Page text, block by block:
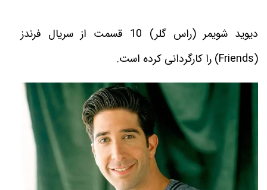
ديويد شويمر (راس گلر) 10 قسمت از سريال فرندز
(
Friends) را كارگردانى كرده است.